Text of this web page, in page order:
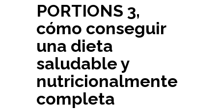
PORTIONS 3,
cómo conseguir
una dieta
saludable y
nutricionalmente
completa